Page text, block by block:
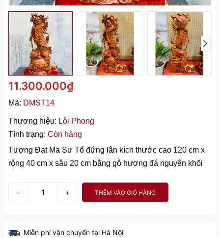
11.300.000₫
Mã: DMST14
Thương hiệu: Lôi Phong
Tình trạng: Còn hàng
Tượng Đạt Ma Sư Tổ đứng lân kích thước cao 120 cm x
rộng 40 cm x sâu 20 cm bằng gỗ hương đá nguyên khối
− + THÊM VÀO GIỎ HÀNG
Miễn phí vận chuyển tại Hà Nội